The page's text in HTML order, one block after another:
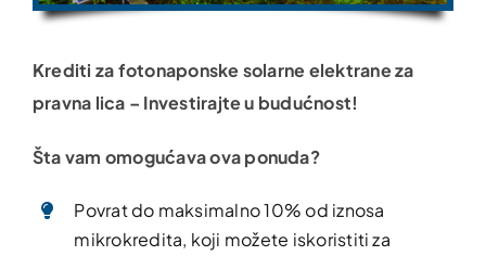
Krediti za fotonaponske solarne elektrane za
pravna lica – Investirajte u budućnost!
Šta vam omogućava ova ponuda?
Povrat do maksimalno 10% od iznosa
mikrokredita, koji možete iskoristiti za